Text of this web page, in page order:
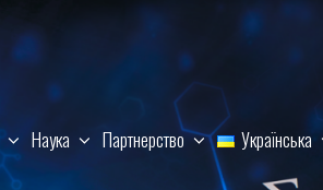
Наука Партнерство Українська